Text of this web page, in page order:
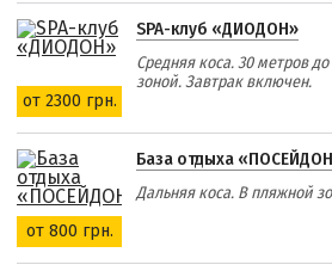
ПИТАНИЕ
РАЗВЛЕЧЕНИЯ
Дельфинарий
Зоопарк
Виндсерфинг
от 2300 грн.
SPA-клуб «ДИОДОН»
Средняя коса. 30 метров
зоной. Завтрак включен.
от 800 грн.
База отдыха
Дальняя коса. В пляжной